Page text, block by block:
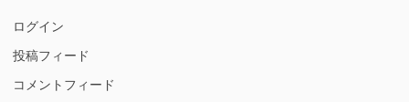
ログイン
投稿フィード
コメントフィード